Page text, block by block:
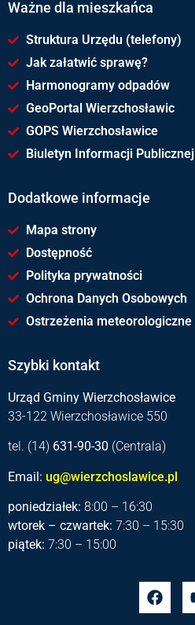
Ważne dla mieszkańca
Struktura Urzędu (telefony)
Jak załatwić sprawę?
Harmonogramy odpadów
GeoPortal Wierzchosławic
GOPS Wierzchosławice
Biuletyn Informacji Publicznej
Dodatkowe informacje
Mapa strony
Dostępność
Polityka prywatności
Ochrona Danych Osobowych
Ostrzeżenia meteorologiczne
Szybki kontakt
Urząd Gminy Wierzchosławice
33-122 Wierzchosławice 550
tel. (14) 631-90-30 (Centrala)
Email: ug@wierzchoslawice.pl
poniedziałek: 8:00 – 16:30
wtorek – czwartek: 7:30 – 15:30
piątek: 7:30 – 15:00